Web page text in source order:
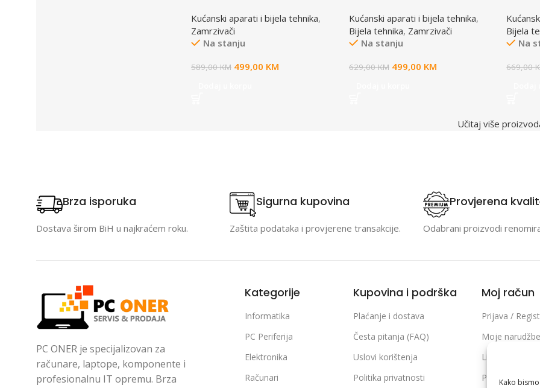
Kako
Kućanski aparati i bijela tehnika,
Zamrzivači
Na stanju
589,00KM 499,00 KM
Kućanski aparati i bijela tehnika,
Bijela tehnika, Zamrzivači
Na stanju
629,00KM 499,00 KM
Bijela
Na
669,00
Učitaj više
Brza isporuka
Dostava širom BiH u najkraćem roku.
Sigurna kupovina
Zaštita podataka i provjerene transakcije.
Provjerena
Odabrani proizvodi
PC ONER je specijalizovan za
računare, laptope, komponente i
profesionalnu IT opremu. Brza
Kategorije
Informatika
PC Periferija
Elektronika
Računari
Kupovina i podrška
Plaćanje i dostava
Česta pitanja (FAQ)
Uslovi korištenja
Politika privatnosti
Moj račun
Prijava /
Moje narudžbe
Lista želja
Poređenje